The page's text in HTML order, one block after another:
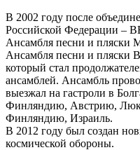
В 2002 году после
Российской Федерации –
Ансамбля песни и пляски
Ансамбля песни и пляски
который стал
ансамблей. Ансамбль
выезжал на гастроли в
Финляндию, Австрию,
Финляндию, Израиль.
В 2012 году был создан
космической обороны.